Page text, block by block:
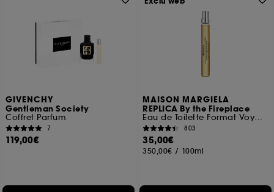
GIVENCHY
Gentleman Society
Coffret Parfum
7
119,00€
MAISON MARGIELA
REPLICA By the Fireplace
Eau de Toilette Format Voyage
803
35,00€
350,00€ / 100ml